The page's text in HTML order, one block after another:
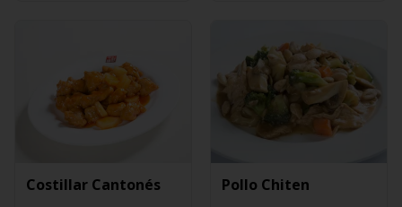
Costillar Cantonés Pollo Chiten